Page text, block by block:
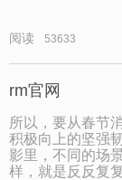
阅读 53633
rm官网
所以，要从春节
积极向上的坚
影里，不同的场
样，就是反反复